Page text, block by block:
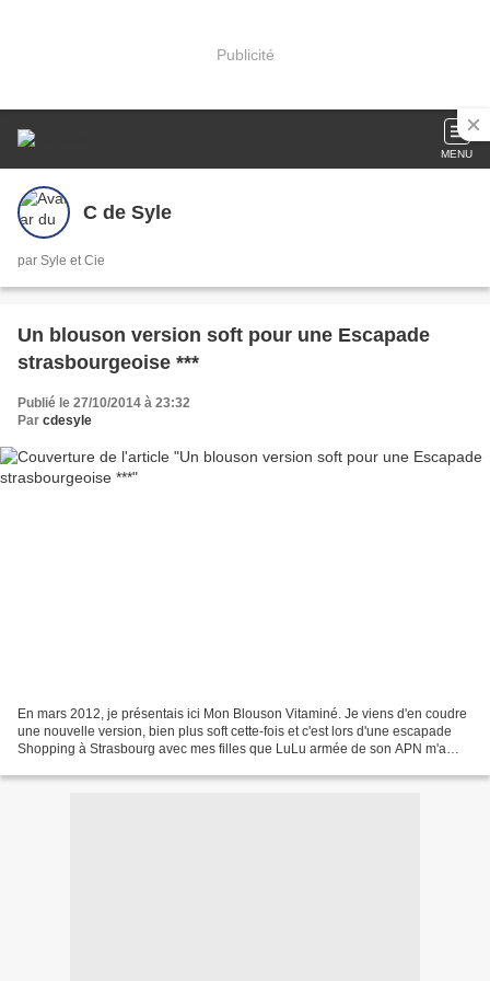
Publicité
MENU
C de Syle
par Syle et Cie
Un blouson version soft pour une Escapade
strasbourgeoise ***
Publié le 27/10/2014 à 23:32
Par cdesyle
En mars 2012, je présentais ici Mon Blouson Vitaminé. Je viens d'en coudre
une nouvelle version, bien plus soft cette-fois et c'est lors d'une escapade
Shopping à Strasbourg avec mes filles que LuLu armée de son APN m'a